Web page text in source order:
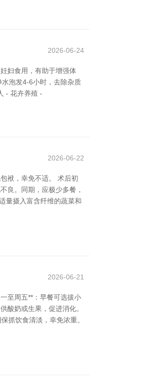
2026-06-24
妇食用，有助于增强体
泡发4-6小时，去除杂质
- 花卉养殖 -
2026-06-22
袱，幸免不适。 术后初
良。同期，应极少多餐，
量摄入富含纤维的蔬菜和
2026-06-21
至周五**：早餐可选拔小
酸奶或生果，促进消化。
抓饮食清淡，幸免浓重。